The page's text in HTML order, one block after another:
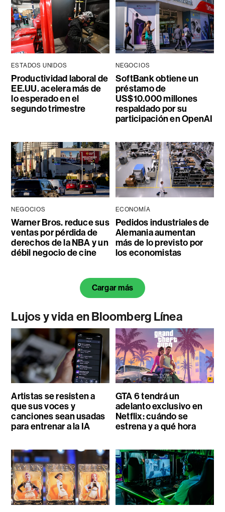
ESTADOS UNIDOS
Productividad laboral de
EE.UU. acelera más de
lo esperado en el
segundo trimestre
NEGOCIOS
SoftBank obtiene un
préstamo de
US$10.000 millones
respaldado por su
participación en OpenAI
NEGOCIOS
Warner Bros. reduce sus
ventas por pérdida de
derechos de la NBA y un
débil negocio de cine
ECONOMÍA
Pedidos industriales de
Alemania aumentan
más de lo previsto por
los economistas
Cargar más
Lujos y vida en Bloomberg Línea
Artistas se resisten a
que sus voces y
canciones sean usadas
para entrenar a la IA
GTA 6 tendrá un
adelanto exclusivo en
Netflix: cuándo se
estrena y a qué hora